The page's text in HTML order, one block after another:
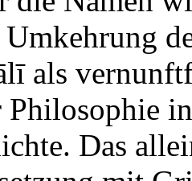
als
Philosophie
Das